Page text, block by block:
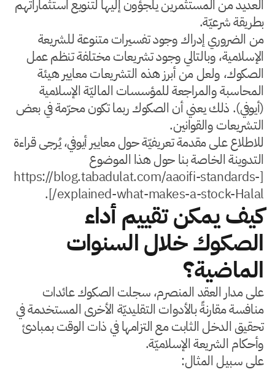
العديد من المستثمرين يلجؤون إليها لتنويع استثماراتهم
بطريقة شرعيّة.
من الضروري إدراك وجود تفسيرات متنوعة للشريعة
الإسلامية، وبالتالي وجود تشريعات مختلفة تنظم عمل
الصكوك، ولعل من أبرز هذه التشريعات معايير هيئة
المحاسبة والمراجعة للمؤسسات الماليّة الإسلامية
(أيوفي). ذلك يعني أن الصكوك ربما تكون محرّمة في بعض
التشريعات والقوانين.
للاطلاع على مقدمة تعريفيّة حول معايير أيوفي، يُرجى قراءة
التدوينة الخاصة بنا حول هذا الموضوع
[https://blog.tabadulat.com/aaoifi-standards-
explained-what-makes-a-stock-Halal/].
كيف يمكن تقييم أداء
الصكوك خلال السنوات
الماضية؟
على مدار العقد المنصرم، سجلت الصكوك عائدات
منافسة مقارنةً بالأدوات التقليديّة الأخرى المستخدمة في
تحقيق الدخل الثابت مع التزامها في ذات الوقت بمبادئ
وأحكام الشريعة الإسلاميّة.
على سبيل المثال: